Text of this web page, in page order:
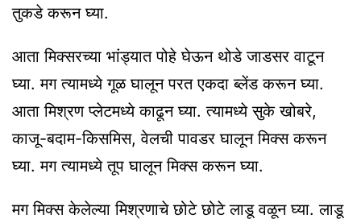
तुकडे करून घ्या.
आता मिक्सरच्या भांड्यात पोहे घेऊन थोडे जाडसर वाटून
घ्या. मग त्यामध्ये गूळ घालून परत एकदा ब्लेंड करून घ्या.
आता मिश्रण प्लेटमध्ये काढून घ्या. त्यामध्ये सुके खोबरे,
काजू-बदाम-किसमिस, वेलची पावडर घालून मिक्स करून
घ्या. मग त्यामध्ये तूप घालून मिक्स करून घ्या.
मग मिक्स केलेल्या मिश्रणाचे छोटे छोटे लाडू वळून घ्या. लाडू